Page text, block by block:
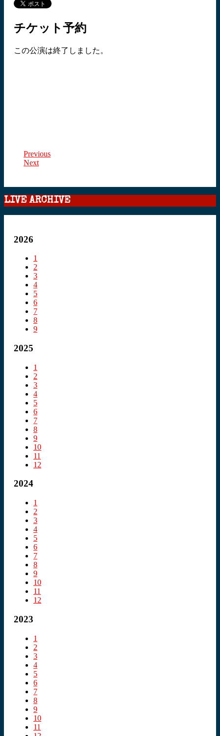
チケット予約
この公演は終了しました。
Previous
Next
LIVE ARCHIVE
2026
1
2
3
4
5
6
7
8
9
2025
1
2
3
4
5
6
7
8
9
10
11
12
2024
1
2
3
4
5
6
7
8
9
10
11
12
2023
1
2
3
4
5
6
7
8
9
10
11